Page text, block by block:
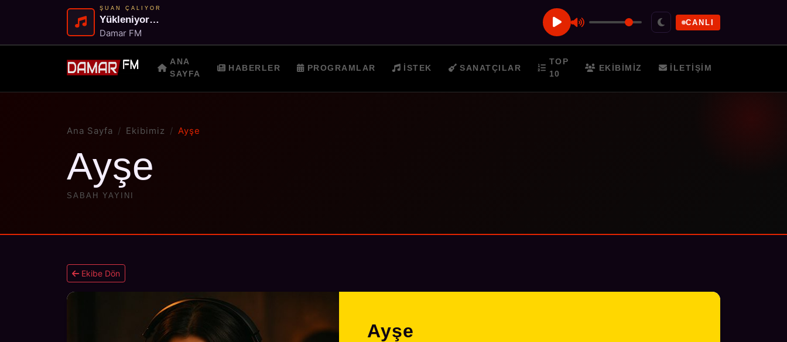
ŞUAN ÇALIYOR
Yükleniyor…
Damar FM
CANLI
ANA
SAYFA
HABERLER PROGRAMLAR İSTEK SANATÇILAR
TOP
10
EKIBIMIZ İLETIŞIM
Ana Sayfa Ekibimiz Ayşe
Ayşe
SABAH YAYINI
Ekibe Dön
Ayşe